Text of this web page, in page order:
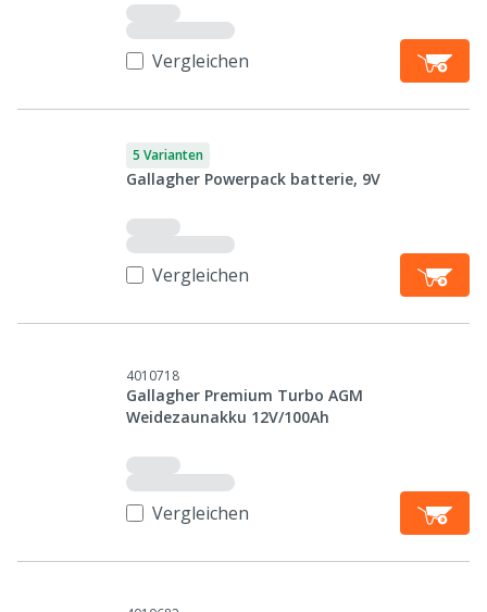
Vergleichen
5 Varianten
Gallagher Powerpack batterie, 9V
Vergleichen
4010718
Gallagher Premium Turbo AGM
Weidezaunakku 12V/100Ah
Vergleichen